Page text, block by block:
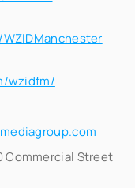
wzidfm/
Commercial Street